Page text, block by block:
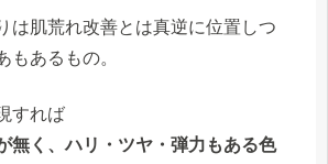
は肌荒れ改善とは真逆に位置しつ
もあるもの。
すれば
無く、ハリ・ツヤ・弾力もある色